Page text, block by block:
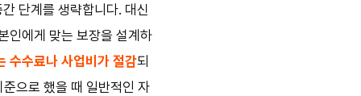
단계를 생략합니다. 대신
인에게 맞는 보장을 설계하
수수료나 사업비가 절감되
으로 했을 때 일반적인 자